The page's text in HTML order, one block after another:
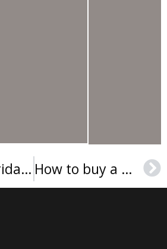
Order a Florida ID, 可扫描的佛罗里达州驾驶执照 How to buy a Maryland ID, 订购可扫描的马里兰州驾驶执照